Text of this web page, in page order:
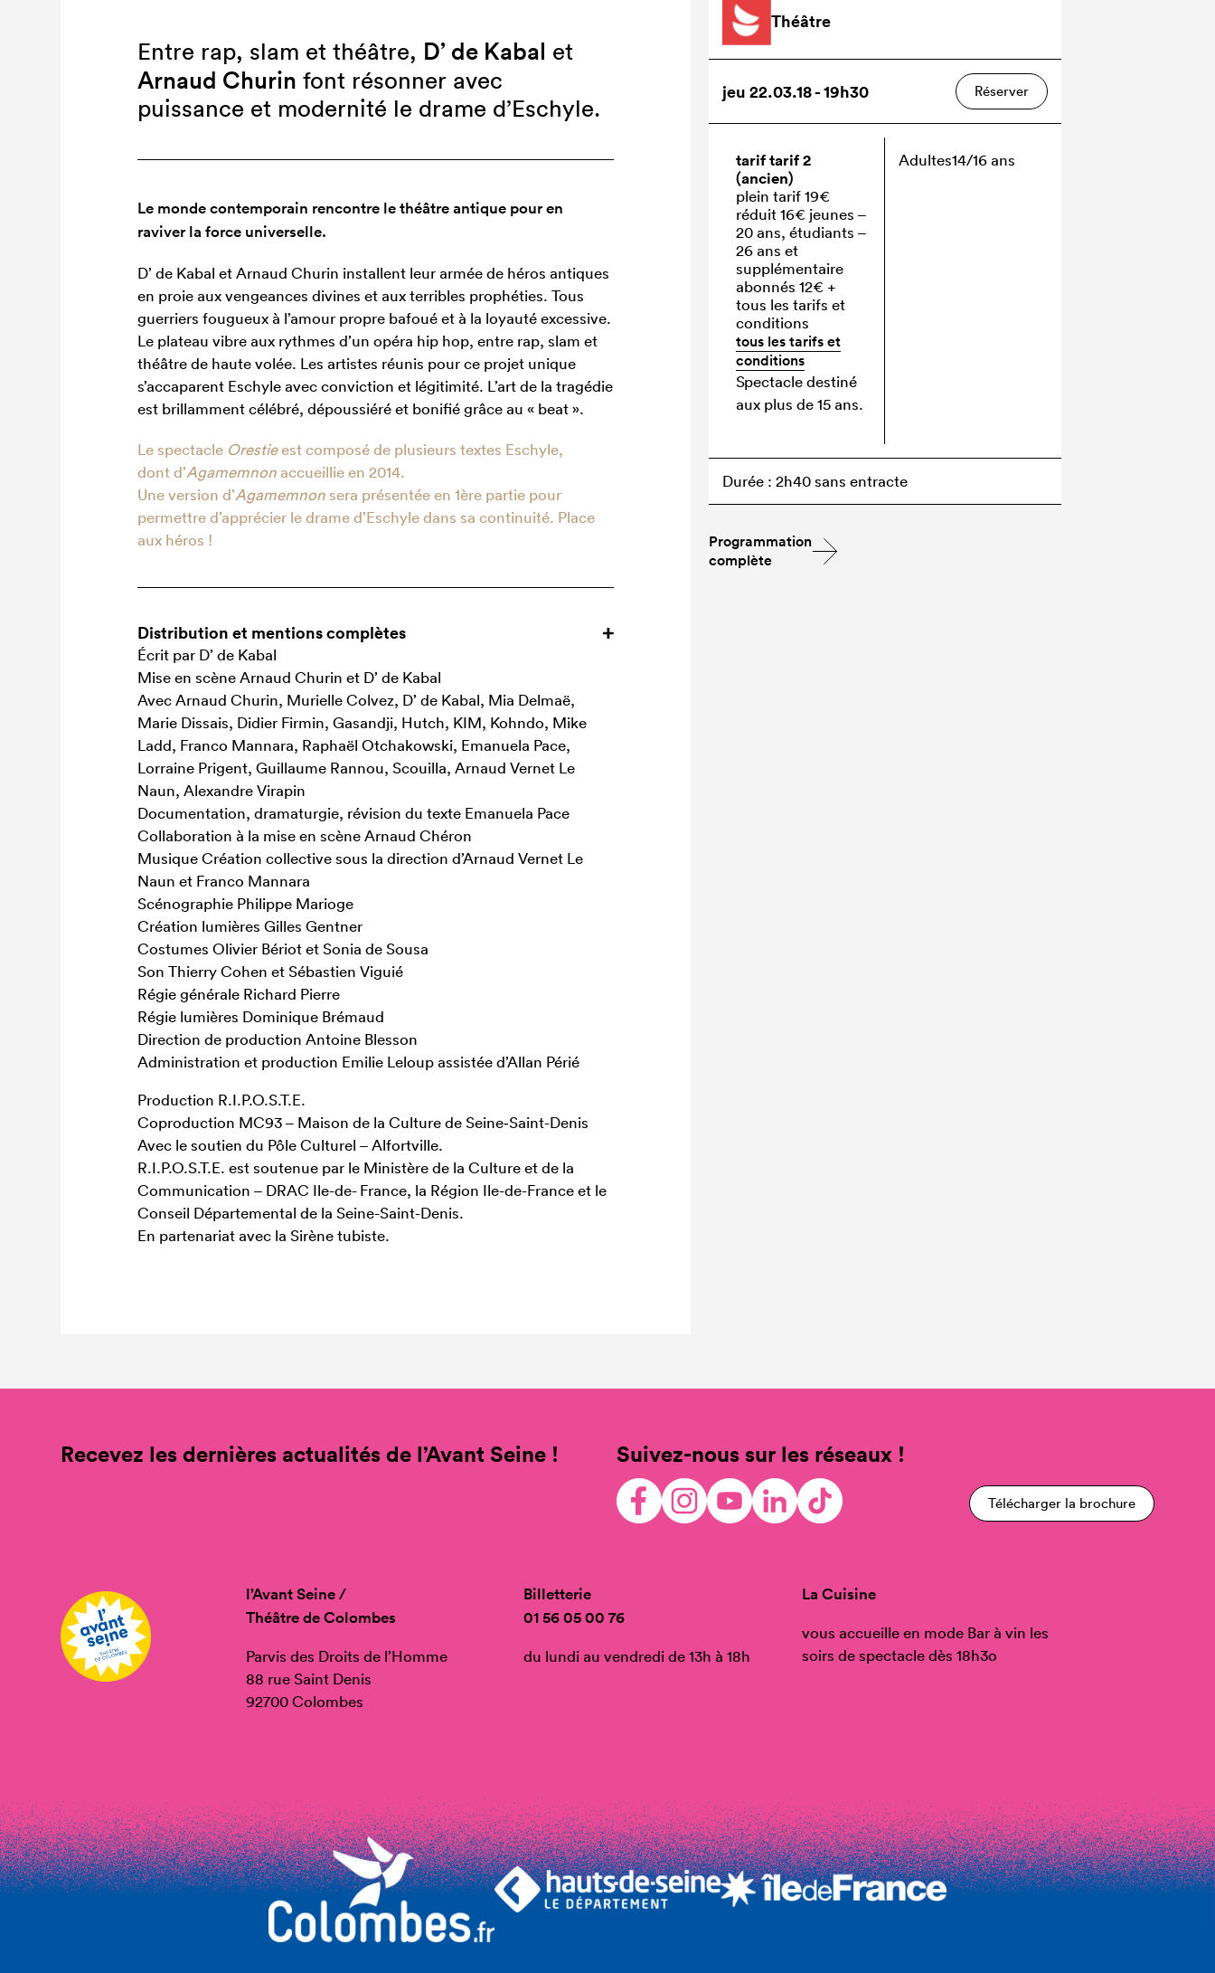
Entre rap, slam et théâtre, D’ de Kabal et
Arnaud Churin font résonner avec
puissance et modernité le drame d’Eschyle.
Le monde contemporain rencontre le théâtre antique pour en
raviver la force universelle.
D’ de Kabal et Arnaud Churin installent leur armée de héros antiques
en proie aux vengeances divines et aux terribles prophéties. Tous
guerriers fougueux à l’amour propre bafoué et à la loyauté excessive.
Le plateau vibre aux rythmes d’un opéra hip hop, entre rap, slam et
théâtre de haute volée. Les artistes réunis pour ce projet unique
s’accaparent Eschyle avec conviction et légitimité. L’art de la tragédie
est brillamment célébré, dépoussiéré et bonifié grâce au « beat ».
Le spectacle Orestieest composé de plusieurs textes Eschyle,
dont d’Agamemnon accueillie en 2014.
Une version d’Agamemnon sera présentée en 1ère partie pour
permettre d’apprécier le drame d’Eschyle dans sa continuité. Place
aux héros !
Distribution et mentions complètes
Écrit par D’ de Kabal
Mise en scène Arnaud Churin et D’ de Kabal
Avec Arnaud Churin, Murielle Colvez, D’ de Kabal, Mia Delmaë,
Marie Dissais, Didier Firmin, Gasandji, Hutch, KIM, Kohndo, Mike
Ladd, Franco Mannara, Raphaël Otchakowski, Emanuela Pace,
Lorraine Prigent, Guillaume Rannou, Scouilla, Arnaud Vernet Le
Naun, Alexandre Virapin
Documentation, dramaturgie, révision du texte Emanuela Pace
Collaboration à la mise en scène Arnaud Chéron
Musique Création collective sous la direction d’Arnaud Vernet Le
Naun et Franco Mannara
Scénographie Philippe Marioge
Création lumières Gilles Gentner
Costumes Olivier Bériot et Sonia de Sousa
Son Thierry Cohen et Sébastien Viguié
Régie générale Richard Pierre
Régie lumières Dominique Brémaud
Direction de production Antoine Blesson
Administration et production Emilie Leloup assistée d’Allan Périé
Production R.I.P.O.S.T.E.
Coproduction MC93 – Maison de la Culture de Seine‐Saint-Denis
Avec le soutien du Pôle Culturel – Alfortville.
R.I.P.O.S.T.E. est soutenue par le Ministère de la Culture et de la
Communication – DRAC Ile-de- France, la Région Ile-de-France et le
Conseil Départemental de la Seine-Saint-Denis.
En partenariat avec la Sirène tubiste.
Théâtre
jeu 22.03.18 - 19h30 Réserver
tarif tarif 2
(ancien)
plein tarif 19€
réduit 16€ jeunes –
20 ans, étudiants –
26 ans et
supplémentaire
abonnés 12€ +
tous les tarifs et
conditions
tous les tarifs et
conditions
Spectacle destiné
aux plus de 15 ans.
Adultes14/16 ans
Durée : 2h40 sans entracte
Programmation
complète
Recevez les dernières actualités de l’Avant Seine ! Suivez-nous sur les réseaux !
Télécharger la brochure
l’Avant Seine /
Théâtre de Colombes
Parvis des Droits de l’Homme
88 rue Saint Denis
92700 Colombes
Billetterie
01 56 05 00 76
du lundi au vendredi de 13h à 18h
La Cuisine
vous accueille en mode Bar à vin les
soirs de spectacle dès 18h3o